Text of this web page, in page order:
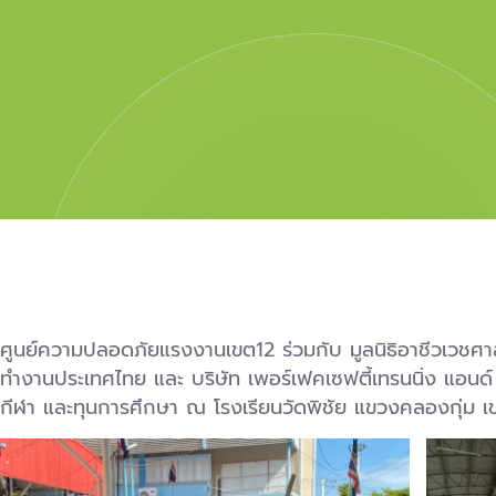
ศูนย์ความปลอดภัยแรงงานเขต12 ร่วมกับ มูลนิธิอาชีวเวช
ทำงานประเทศไทย และ บริษัท เพอร์เฟคเซฟตี้เทรนนิ่ง แ
กีฬา และทุนการศึกษา ณ โรงเรียน​วัดพิชัย แขวงคลองกุ่ม